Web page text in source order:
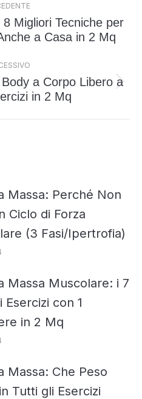
Post
Migliori Tecniche per
a Casa in 2 Mq
Prossimo
a Corpo Libero a
in 2 Mq
Massa: Perché Non
Ciclo di Forza
(3 Fasi/Ipertrofia)
Massa Muscolare: i 7
Esercizi con 1
in 2 Mq
Massa: Che Peso
Tutti gli Esercizi